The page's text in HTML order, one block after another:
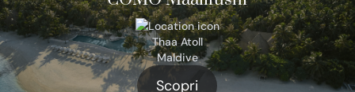
Thaa Atoll
Maldive
Scopri